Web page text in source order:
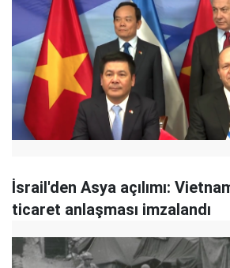
İsrail'den Asya açılımı:
ticaret anlaşması imzalandı